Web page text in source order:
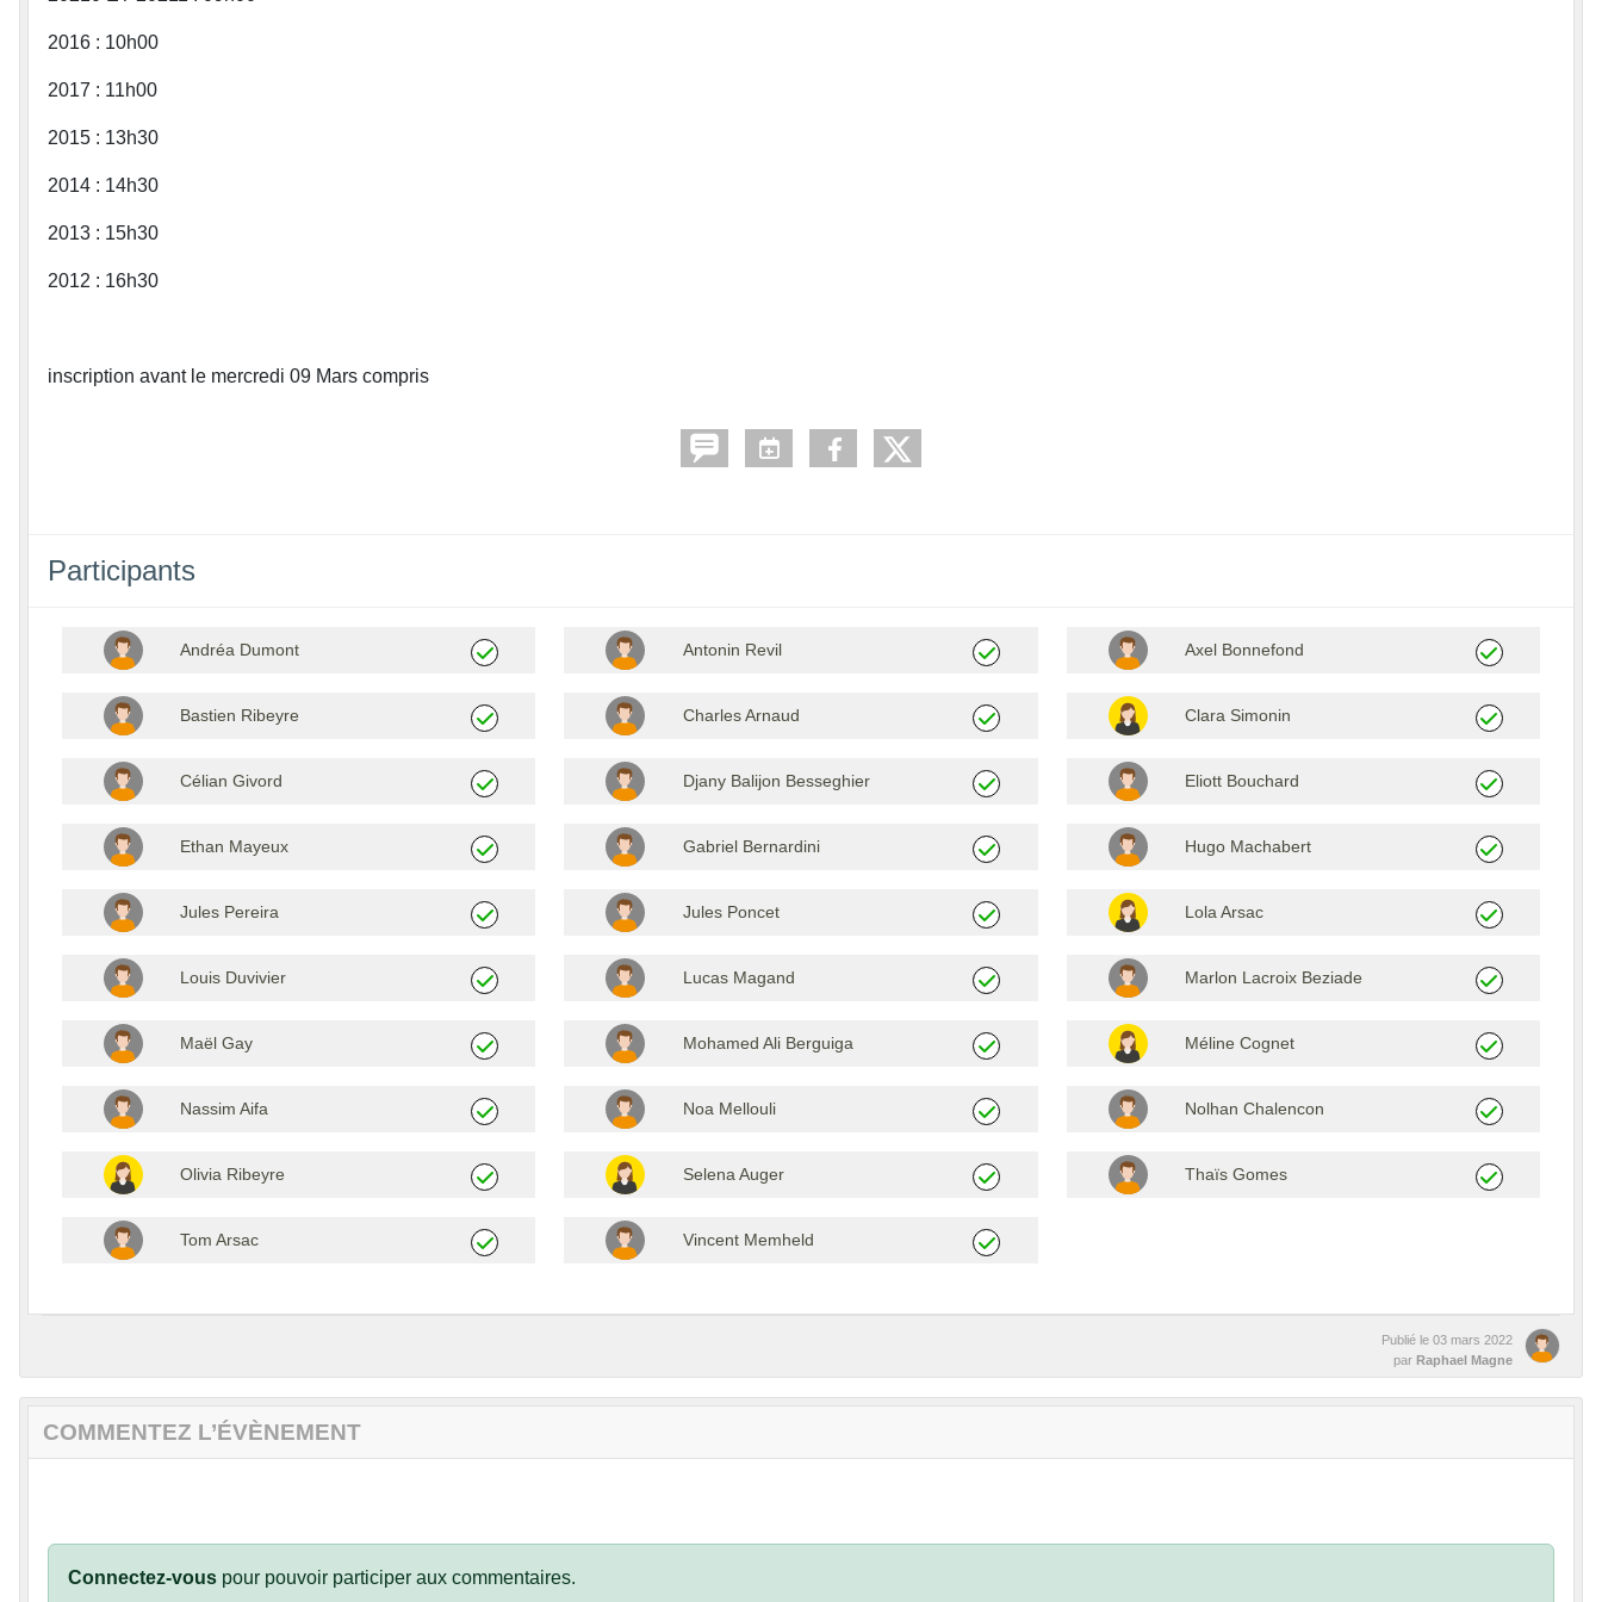
2016 : 10h00
2017 : 11h00
2015 : 13h30
2014 : 14h30
2013 : 15h30
2012 : 16h30
inscription avant le mercredi 09 Mars compris
Participants
Andréa Dumont Antonin Revil Axel Bonnefond
Bastien Ribeyre Charles Arnaud Clara Simonin
Célian Givord Djany Balijon Besseghier Eliott Bouchard
Ethan Mayeux Gabriel Bernardini Hugo Machabert
Jules Pereira Jules Poncet Lola Arsac
Louis Duvivier Lucas Magand Marlon Lacroix Beziade
Maël Gay Mohamed Ali Berguiga Méline Cognet
Nassim Aifa Noa Mellouli Nolhan Chalencon
Olivia Ribeyre Selena Auger Thaïs Gomes
Tom Arsac Vincent Memheld
Publié le 03 mars 2022
par Raphael Magne
COMMENTEZ L’ÉVÈNEMENT
Connectez-vous pour pouvoir participer aux commentaires.